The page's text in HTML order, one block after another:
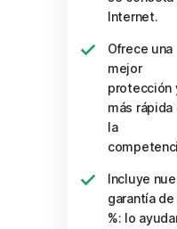
Internet.
Ofrece una
mejor
protección
más rápida
la
Incluye
garantía de
%: lo